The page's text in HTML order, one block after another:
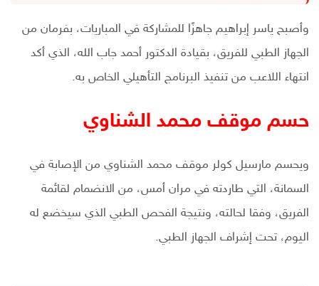
وأصبح ياسر إبراهيم جاهزًا للمشاركة في المباريات، بفرمان من
الجهاز الطبي للفريق، بقيادة الدكتور أحمد جاب الله، الذي أكد
انتهاء اللاعب ‏من تنفيذ البرنامج التأهيلي الخاص به.
حسم موقف محمد الشناوي
ويحسم مارسيل كولر موقف محمد الشناوي من الإصابة في
السمانة، التي طاردته في مران أمس، من الانضمام لقائمة
الفريق، وفقا لحالته، ونتيجة الفحص الطبي الذي سيخضع له
اليوم، تحت إشراف الجهاز الطبي.